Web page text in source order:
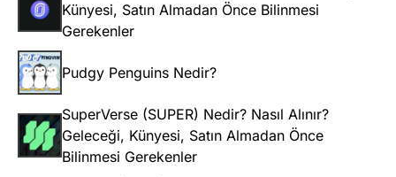
Künyesi, Satın Almadan Önce Bilinmesi
Gerekenler
Pudgy Penguins Nedir?
SuperVerse (SUPER) Nedir? Nasıl Alınır?
Geleceği, Künyesi, Satın Almadan Önce
Bilinmesi Gerekenler